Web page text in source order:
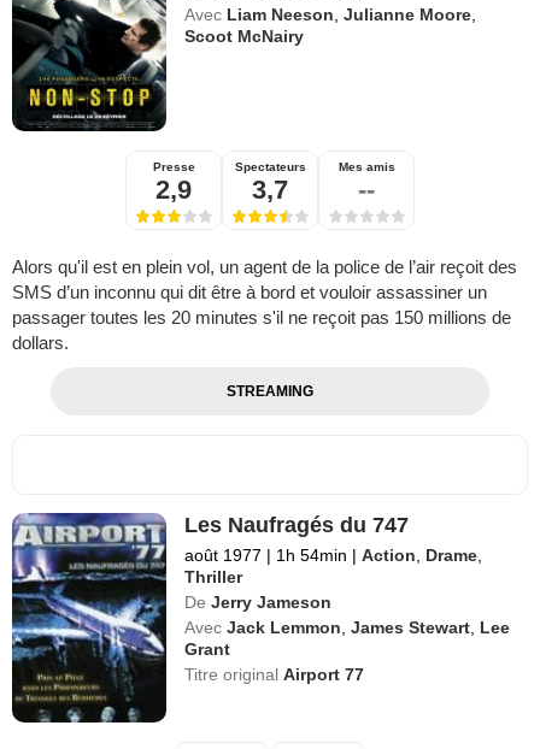
Avec Liam Neeson ,Julianne Moore
Scoot McNairy
Presse
2,9
Spectateurs
3,7
Mes amis
--
Alors qu'il est en plein vol, un agent de la police de l’air reçoit des
SMS d’un inconnu qui dit être à bord et vouloir assassiner un
passager toutes les 20 minutes s'il ne reçoit pas 150 millions de
dollars.
STREAMING
Les Naufragés du 747
août 1977 | 1h 54min | Action Drame
Thriller
De Jerry Jameson
Avec Jack Lemmon ,James Stewart Lee
Grant
Titre originalAirport 77